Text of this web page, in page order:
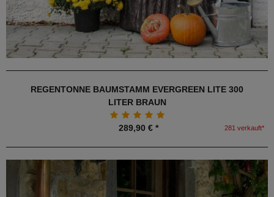
REGENTONNE BAUMSTAMM EVERGREEN LITE 300
LITER BRAUN
289,90 € * 281 verkauft*